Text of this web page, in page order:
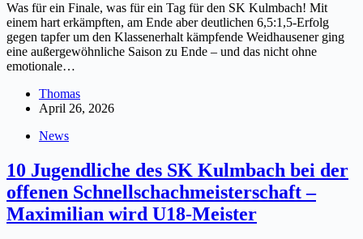
Was für ein Finale, was für ein Tag für den SK Kulmbach! Mit
einem hart erkämpften, am Ende aber deutlichen 6,5:1,5-Erfolg
gegen tapfer um den Klassenerhalt kämpfende Weidhausener ging
eine außergewöhnliche Saison zu Ende – und das nicht ohne
emotionale…
Thomas
April 26, 2026
News
10 Jugendliche des SK Kulmbach bei der
offenen Schnellschachmeisterschaft –
Maximilian wird U18-Meister